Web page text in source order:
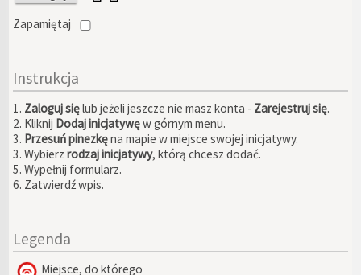
Zapamiętaj
Instrukcja
1. Zaloguj sięlub jeżeli jeszcze nie masz konta - Zarejestruj się.
2. Kliknij Dodaj inicjatywęw górnym menu.
3. Przesuń pinezkęna mapie w miejsce swojej inicjatywy.
3. Wybierzrodzaj inicjatywy, którą chcesz dodać.
5. Wypełnij formularz.
6. Zatwierdź wpis.
Legenda
Miejsce, do którego